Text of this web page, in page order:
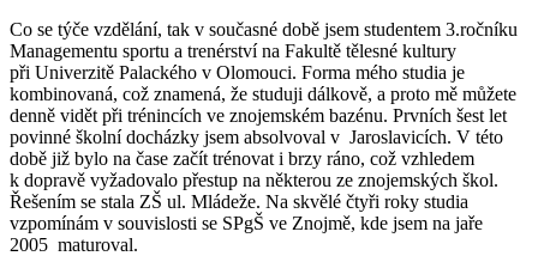
Co se týče vzdělání, tak v současné době jsem studentem 3.ročníku
Managementu sportu a trenérství na Fakultě tělesné kultury
při Univerzitě Palackého v Olomouci. Forma mého studia je
kombinovaná, což znamená, že studuji dálkově, a proto mě můžete
denně vidět při trénincích ve znojemském bazénu. Prvních šest let
povinné školní docházky jsem absolvoval v Jaroslavicích. V této
době již bylo na čase začít trénovat i brzy ráno, což vzhledem
k dopravě vyžadovalo přestup na některou ze znojemských škol.
Řešením se stala ZŠ ul. Mládeže. Na skvělé čtyři roky studia
vzpomínám v souvislosti se SPgŠ ve Znojmě, kde jsem na jaře
2005 maturoval.